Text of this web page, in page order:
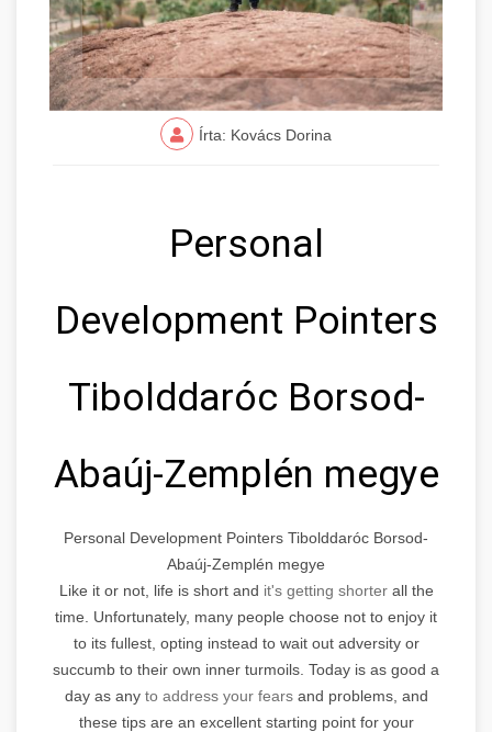
Írta: Kovács Dorina
Personal
Development Pointers
Tibolddaróc Borsod-
Abaúj-Zemplén megye
Personal Development Pointers Tibolddaróc Borsod-
Abaúj-Zemplén megye
Like it or not, life is short and it's getting shorterall the
time. Unfortunately, many people choose not to enjoy it
to its fullest, opting instead to wait out adversity or
succumb to their own inner turmoils. Today is as good a
day as any to address your fearsand problems, and
these tips are an excellent starting point for your